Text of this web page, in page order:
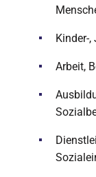
Kinder-
Arbeit,